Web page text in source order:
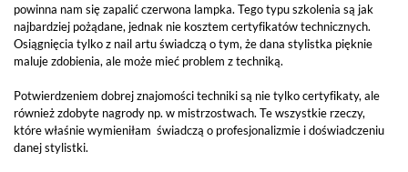
powinna nam się zapalić czerwona lampka. Tego typu szkolenia są jak
najbardziej pożądane, jednak nie kosztem certyfikatów technicznych.
Osiągnięcia tylko z nail artu świadczą o tym, że dana stylistka pięknie
maluje zdobienia, ale może mieć problem z techniką.
Potwierdzeniem dobrej znajomości techniki są nie tylko certyfikaty, ale
również zdobyte nagrody np. w mistrzostwach. Te wszystkie rzeczy,
które właśnie wymieniłam świadczą o profesjonalizmie i doświadczeniu
danej stylistki.